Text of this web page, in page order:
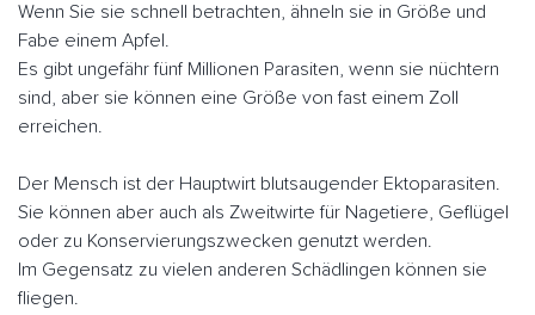
Wenn Sie sie schnell betrachten, ähneln sie in Größe und
Fabe einem Apfel.
Es gibt ungefähr fünf Millionen Parasiten, wenn sie nüchtern
sind, aber sie können eine Größe von fast einem Zoll
erreichen.
Der Mensch ist der Hauptwirt blutsaugender Ektoparasiten.
Sie können aber auch als Zweitwirte für Nagetiere, Geflügel
oder zu Konservierungszwecken genutzt werden.
Im Gegensatz zu vielen anderen Schädlingen können sie
fliegen.